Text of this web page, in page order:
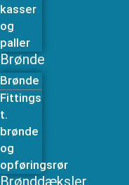
kasser
og
paller
Brønde
Brønde
Fittings
t.
brønde
og
opføringsrør
Brønddæksler